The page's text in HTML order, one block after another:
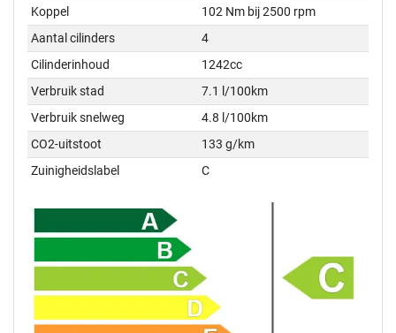
Koppel
102 Nm bij 2500 rpm
Aantal cilinders
4
Cilinderinhoud
1242cc
Verbruik stad
7.1 l/100km
Verbruik snelweg
4.8 l/100km
CO2-uitstoot
133 g/km
Zuinigheidslabel
C